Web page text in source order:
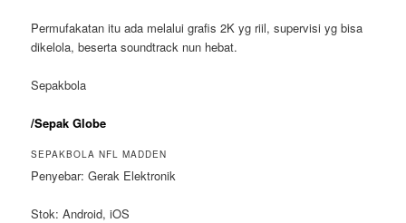
Permufakatan itu ada melalui grafis 2K yg riil, supervisi yg bisa
dikelola, beserta soundtrack nun hebat.
Sepakbola
/Sepak Globe
SEPAKBOLA NFL MADDEN
Penyebar: Gerak Elektronik
Stok: Android, iOS